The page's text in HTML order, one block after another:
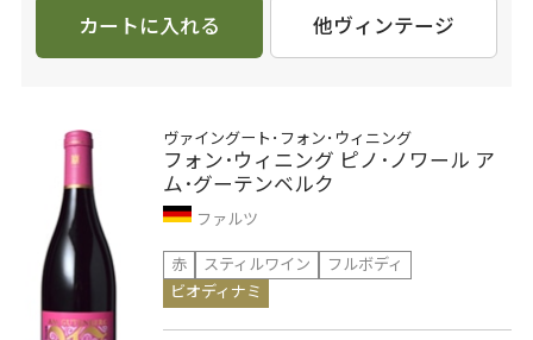
カートに入れる 他ヴィンテージ
ヴァイングート･フォン･ウィニング
フォン･ウィニング ピノ･ノワール ア
ム･グーテンベルク
ファルツ
赤
スティルワイン
フルボディ
ビオディナミ